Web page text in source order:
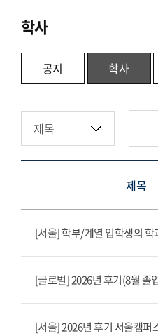
학사
공지 학사
제목
[서울] 학부/계열 입학생의 학